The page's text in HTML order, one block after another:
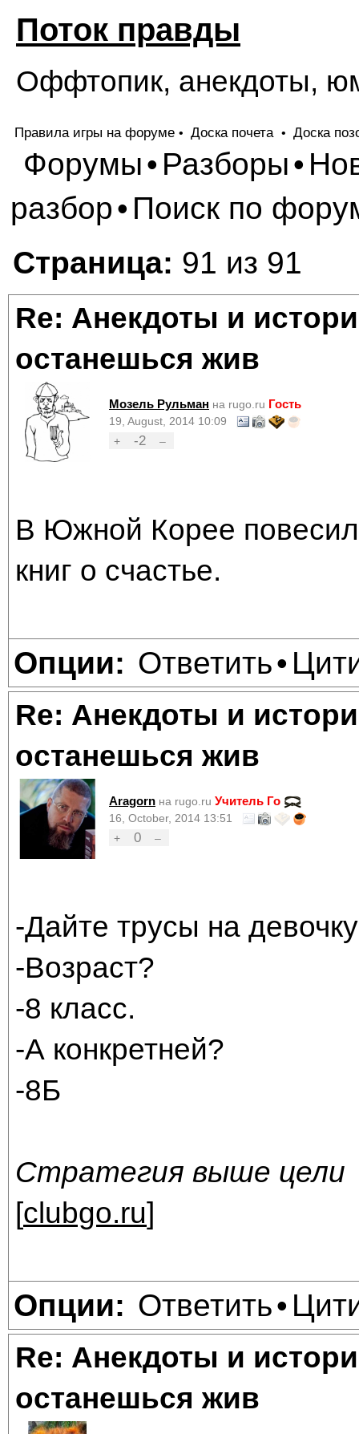
Поток правды
Оффтопик, анекдоты,
Правила игры на форуме • Доска почета • Доска
Форумы• Разборы•
разбор• Поиск по
Страница: 91 из 91
Re: Анекдоты и
останешься жив
Мозель Рульман на rugo.ru Гость
19, August, 2014 10:09
+
-2 –
В Южной Корее
книг о счастье.
Опции: Ответить•
Re: Анекдоты и
останешься жив
Aragorn на rugo.ru Учитель Го
16, October, 2014 13:51
+
0 –
-Дайте трусы на
-Возраст?
-8 класс.
-А конкретней?
-8Б
Стратегия выше цели
[clubgo.ru]
Опции: Ответить•
Re: Анекдоты и
останешься жив